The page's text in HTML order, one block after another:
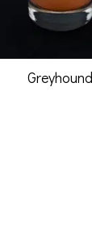
Greyhound